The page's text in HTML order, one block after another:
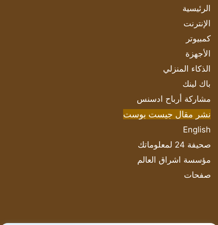
الرئيسية
الإنترنت
كمبيوتر
الأجهزة
الذكاء المنزلي
باك لينك
مشاركة أرباح ادسنس
نشر مقال جيست بوست
English
صحيفة 24 لمعلوماتك
مؤسسة اشراق العالم
صفحات